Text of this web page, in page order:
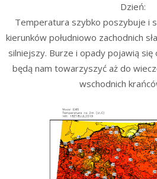
Dzień:
Temperatura szybko poszybuje i
kierunków południowo zachodnich
silniejszy. Burze i opady pojawią się
będą nam towarzyszyć aż do
wschodnich